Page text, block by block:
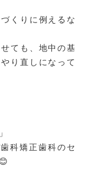
くりに例えるな
ても、地中の基
り直しになって
科矯正歯科のセ